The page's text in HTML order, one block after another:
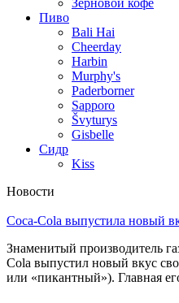
Пиво
Bali Hai
Cheerday
Harbin
Murphy's
Paderborner
Sapporo
Švyturys
Gisbelle
Сидр
Kiss
Новости
Coca-Cola выпустила новый
Знаменитый производитель
Cola выпустил новый вкус
или «пикантный»). Главная